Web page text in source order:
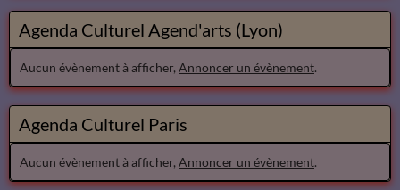
Agenda Culturel Agend'arts (Lyon)
Aucun évènement à afficher, Annoncer un évènement.
Agenda Culturel Paris
Aucun évènement à afficher, Annoncer un évènement.